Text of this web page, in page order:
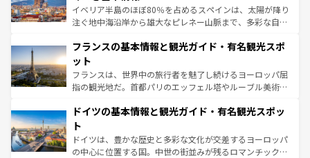
ピザやパスタなど、絶品のイタリア料理を堪能することも
できる。朝目覚めてから夜眠るまで、すべての瞬間を楽し
なお、新着のイタリア情報はコンテンツ一覧を参照してほ
しい。
イベリア半島のほぼ80％を占めるスペインは、太陽が降り
注ぐ地中海沿岸から雄大なピレネー山脈まで、多彩な自然
文化が根付くこの国では、情熱的なフラメンコ、熱気あふ
れる闘牛、そして美味しいタパスが生活の一部となってい
る。首都マドリードの洗練された雰囲気や、バルセロナの
アートに溢れた街角から、地方では古代ローマ遺跡や中世
せる。地方によって風土や気候が異なるスペインはその個
ンテンツ一覧 を参照してほしい。
フランスの基本情報と観光ガイド・有名観光スポ
ット
フランスは、世界中の旅行者を魅了し続けるヨーロッパ屈
指の観光地だ。首都パリのエッフェル塔やルーブル美術館
で、幅広い魅力が詰まっている。華麗な宮殿、歴史的な大
聖堂、美しいビーチ、そして豊かな自然が、訪れる者を心
から魅了する。また、フランスは美食の国としても知ら
れ、フランス料理はユネスコ無形文化遺産にも登録されて
ドイツの基本情報と観光ガイド・有名観光スポッ
ト
ドイツは、豊かな歴史と多彩な文化が交差するヨーロッパ
の中心に位置する国。中世の街並みが残るロマンチック街